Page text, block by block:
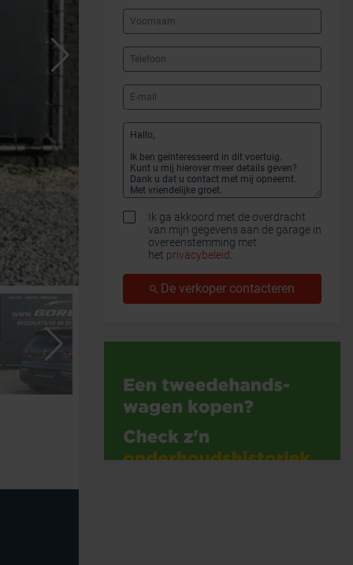
Ik ga akkoord met de overdracht
van mijn gegevens aan de garage in
overeenstemming met
het privacybeleid
De verkoper contacteren